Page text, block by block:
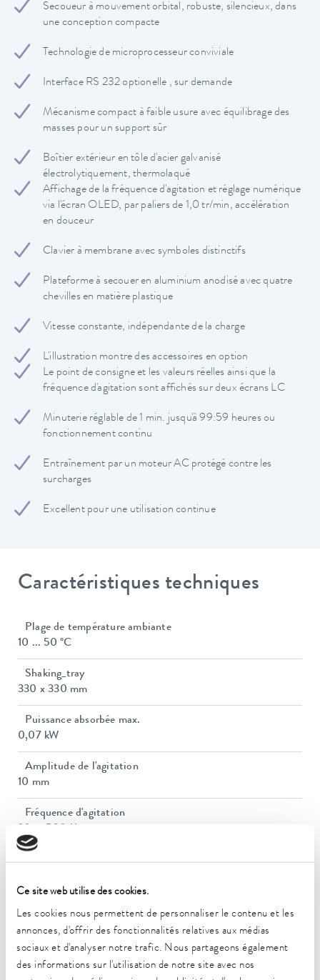
Ce site web utilise des cookies.
Les cookies nous permettent de personnaliser le contenu et les
annonces, d'offrir des fonctionnalités relatives aux médias
sociaux et d'analyser notre trafic. Nous partageons également
des informations sur l'utilisation de notre site avec nos
Secoueur à mouvement orbital, robuste, silencieux, dans
une conception compacte
Technologie de microprocesseur conviviale
Interface RS 232 optionelle , sur demande
Mécanisme compact à faible usure avec équilibrage des
masses pour un support sûr
Boîtier extérieur en tôle d'acier galvanisé
électrolytiquement, thermolaqué
Affichage de la fréquence d'agitation et réglage numérique
via l'écran OLED, par paliers de 1,0 tr/min, accélération
en douceur
Clavier à membrane avec symboles distinctifs
Plateforme à secouer en aluminium anodisé avec quatre
chevilles en matière plastique
Vitesse constante, indépendante de la charge
L'illustration montre des accessoires en option
Le point de consigne et les valeurs réelles ainsi que la
fréquence d'agitation sont affichés sur deux écrans LC
Minuterie réglable de 1 min. jusqu'à 99:59 heures ou
fonctionnement continu
Entraînement par un moteur AC protégé contre les
surcharges
Excellent pour une utilisation continue
Caractéristiques techniques
Plage de température ambiante
10 ... 50 °C
Shaking_tray
330 x 330 mm
Puissance absorbée max.
0,07 kW
Amplitude de l'agitation
10 mm
Fréquence d'agitation
Capacité de charge max.
Dimensions (l x P x H)
350 x 355 x 160 mm
Poids
11 kg